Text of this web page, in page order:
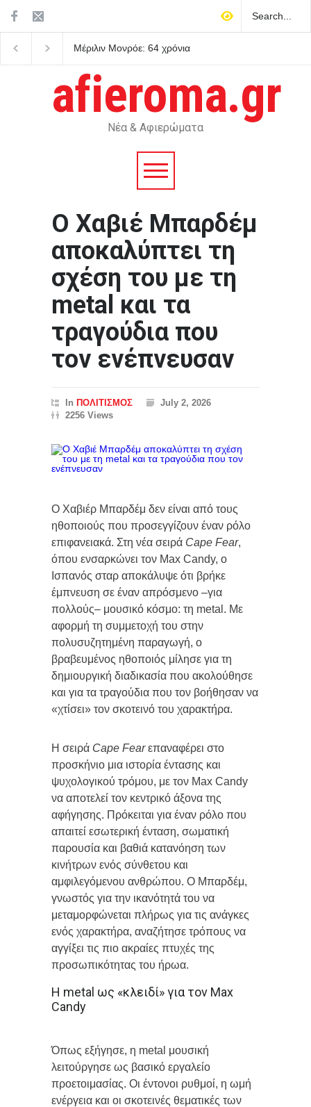
Μέριλιν Μονρόε: 64 χρόνια
afieroma.gr
Νέα & Αφιερώματα
Ο Χαβιέ Μπαρδέμ
αποκαλύπτει τη
σχέση του με τη
metal και τα
τραγούδια που
τον ενέπνευσαν
In ΠΟΛΙΤΙΣΜΟΣ
July 2, 2026
2256 Views
Ο Χαβιέρ Μπαρδέμ δεν είναι από τους
ηθοποιούς που προσεγγίζουν έναν ρόλο
επιφανειακά. Στη νέα σειρά Cape Fear,
όπου ενσαρκώνει τον Max Candy, ο
Ισπανός σταρ αποκάλυψε ότι βρήκε
έμπνευση σε έναν απρόσμενο –για
πολλούς– μουσικό κόσμο: τη metal. Με
αφορμή τη συμμετοχή του στην
πολυσυζητημένη παραγωγή, ο
βραβευμένος ηθοποιός μίλησε για τη
δημιουργική διαδικασία που ακολούθησε
και για τα τραγούδια που τον βοήθησαν να
«χτίσει» τον σκοτεινό του χαρακτήρα.
Η σειρά Cape Fearεπαναφέρει στο
προσκήνιο μια ιστορία έντασης και
ψυχολογικού τρόμου, με τον Max Candy
να αποτελεί τον κεντρικό άξονα της
αφήγησης. Πρόκειται για έναν ρόλο που
απαιτεί εσωτερική ένταση, σωματική
παρουσία και βαθιά κατανόηση των
κινήτρων ενός σύνθετου και
αμφιλεγόμενου ανθρώπου. Ο Μπαρδέμ,
γνωστός για την ικανότητά του να
μεταμορφώνεται πλήρως για τις ανάγκες
ενός χαρακτήρα, αναζήτησε τρόπους να
αγγίξει τις πιο ακραίες πτυχές της
προσωπικότητας του ήρωα.
Η metal ως «κλειδί» για τον Max
Candy
Όπως εξήγησε, η metal μουσική
λειτούργησε ως βασικό εργαλείο
προετοιμασίας. Οι έντονοι ρυθμοί, η ωμή
ενέργεια και οι σκοτεινές θεματικές των